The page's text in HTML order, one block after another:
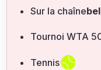
Sur la chaîne
Tournoi WTA
Tennis